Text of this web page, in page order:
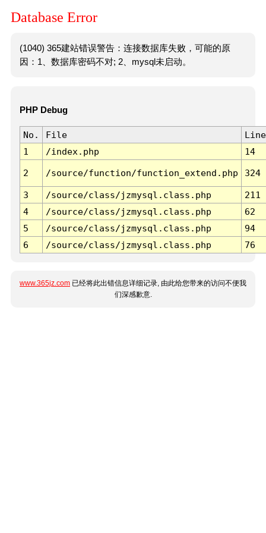
Database Error
(1040) 365建站错误警告：连接数据库失败，可能的原
因：1、数据库密码不对; 2、mysql未启动。
PHP Debug
No. File
Line
1
/index.php 14
2 /source/function/function_extend.php 324
3 /source/class/jzmysql.class.php
211
4
/source/class/jzmysql.class.php
62
5
/source/class/jzmysql.class.php
94
6
/source/class/jzmysql.class.php 76
www.365jz.com 已经将此出错信息详细记录, 由此给您带来的访问不便我
们深感歉意.